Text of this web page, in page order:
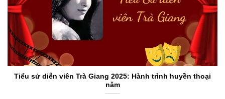
Tiểu sử diễn viên Trà Giang 2025: Hành trình huyền thoại
năm